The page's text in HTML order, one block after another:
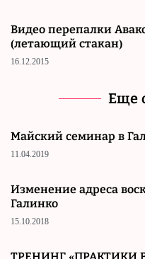
Видео перепалки
(летающий стакан)
16.12.2015
Еще
Майский семинар в
11.04.2019
Изменение адреса
Галинко
15.10.2018
ТРЕНИНГ «ПРАКТИКИ